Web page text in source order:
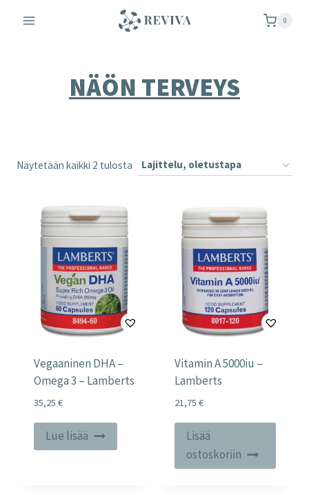
sisältöön
0
NÄÖN TERVEYS
Näytetään kaikki 2 tulosta
Vegaaninen DHA –
Omega 3 – Lamberts
35,25 €
Lue lisää
Vitamin A 5000iu –
Lamberts
21,75 €
Lisää
ostoskoriin